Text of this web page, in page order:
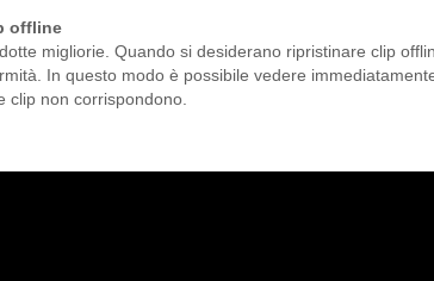
offline
migliorie. Quando si desiderano ripristinare clip
In questo modo è possibile vedere
clip non corrispondono.